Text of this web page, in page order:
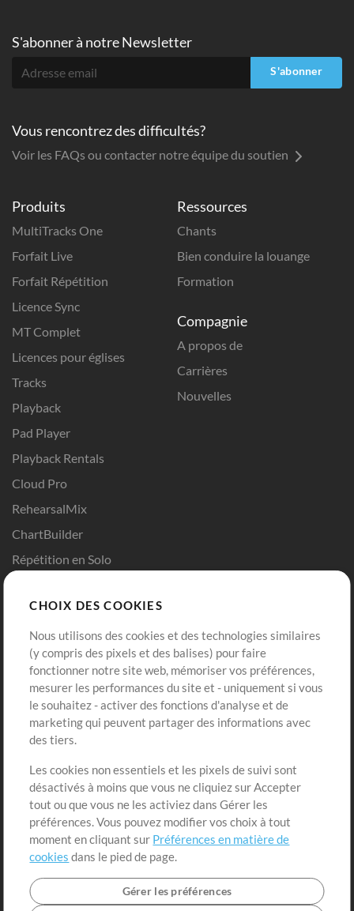
Produits
MultiTracks One
Forfait Live
Forfait Répétition
Licence Sync
MT Complet
Licences pour églises
Tracks
Playback
Pad Player
Playback Rentals
Cloud Pro
RehearsalMix
ChartBuilder
Répétition en Solo
Modèles ProPresenter
Sons
Ressources
Chants
Bien conduire la louange
Formation
Compagnie
A propos de
Carrières
Nouvelles
Boutique
Acheter des crédits
Contenu gratuit
Demander les pistes
Extras
Sessions
Soumettre votre contenu
Listes de lecture
Conférence MT
Compte
Connexion
S'inscrire
S'abonner à notre Newsletter
S'abonner
Vous rencontrez des difficultés?
Voir les FAQs ou contacter notre équipe du soutien
CHOIX DES COOKIES
Nous utilisons des cookies et des technologies similaires
(y compris des pixels et des balises) pour faire
fonctionner notre site web, mémoriser vos préférences,
mesurer les performances du site et - uniquement si vous
le souhaitez - activer des fonctions d'analyse et de
marketing qui peuvent partager des informations avec
des tiers.
Les cookies non essentiels et les pixels de suivi sont
désactivés à moins que vous ne cliquiez sur Accepter
tout ou que vous ne les activiez dans Gérer les
préférences. Vous pouvez modifier vos choix à tout
moment en cliquant sur Préférences en matière de
cookies dans le pied de page.
Gérer les préférences